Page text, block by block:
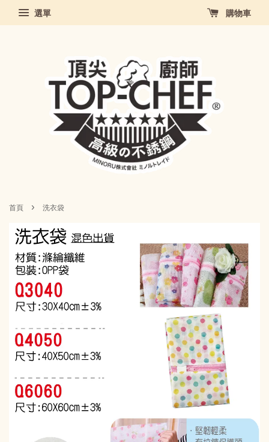
選單 購物車
首頁 › 洗衣袋